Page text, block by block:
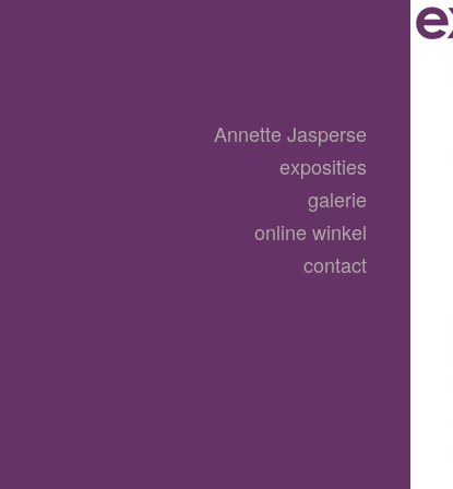
Annette Jasperse
exposities
galerie
online winkel
contact